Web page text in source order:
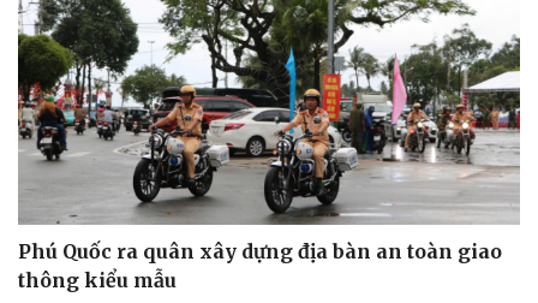
Cây thuốc
Sản phụ khoa
Nhi khoa
Nam khoa
Làm đẹp - giảm cân
Phòng mạch online
Ăn sạch sống khỏe
Blog
Tình yêu - Gia đình
Phú Quốc ra quân xây dựng địa bàn an toàn giao
thông kiểu mẫu